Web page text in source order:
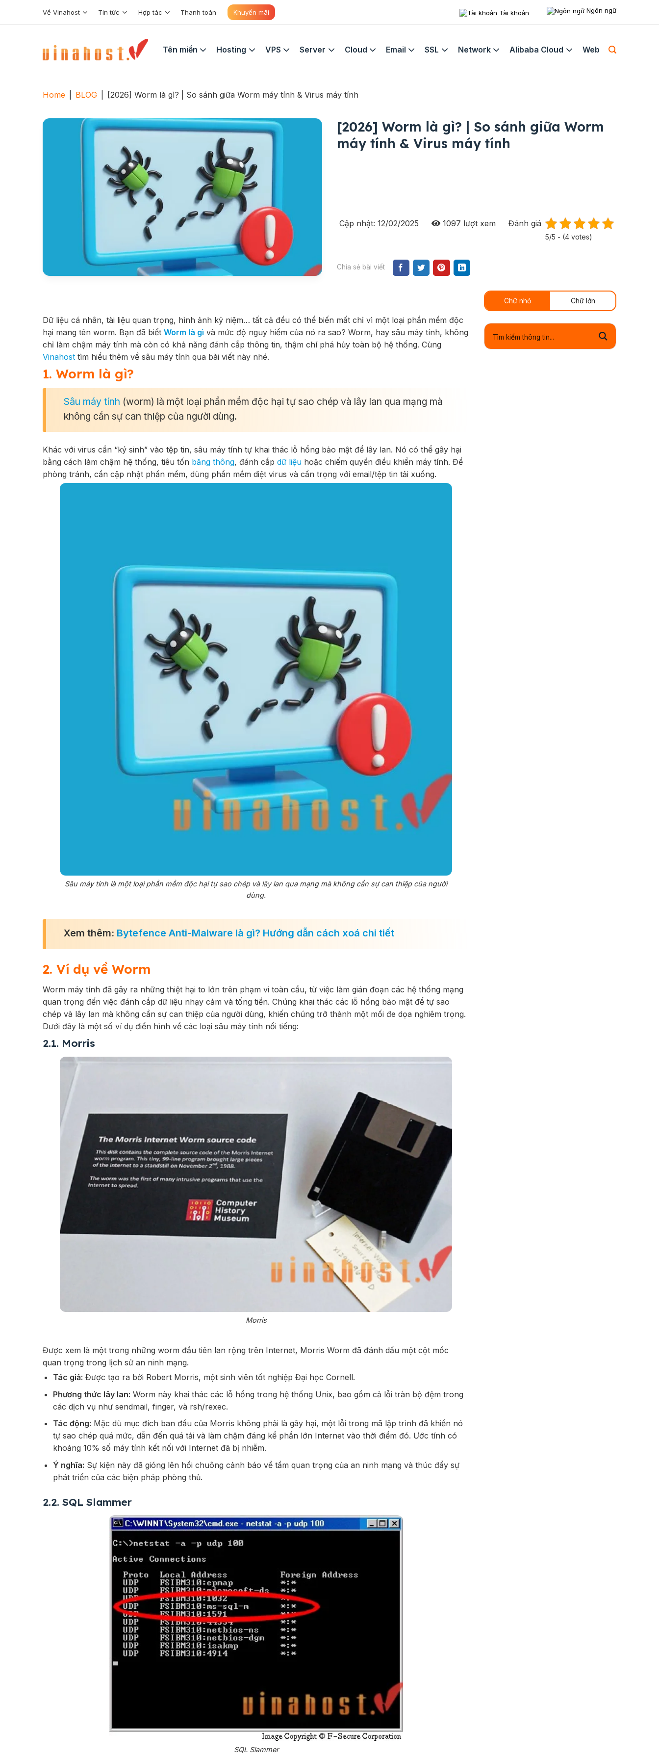
Về Vinahost Tin tức Hợp tác Thanh toán Khuyến mãi Tài khoản Ngôn ngữ
Tên miền Hosting VPS Server Cloud Email SSL Network Alibaba Cloud Web
Home BLOG [2026] Worm là gì? | So sánh giữa Worm máy tính & Virus máy tính
[2026] Worm là gì? | So sánh giữa Worm
máy tính & Virus máy tính
Cập nhật: 12/02/2025 1097 lượt xem Đánh giá
5/5 - (4 votes)
Chia sẻ bài viết
Dữ liệu cá nhân, tài liệu quan trọng, hình ảnh kỷ niệm… tất cả đều có thể biến mất chỉ vì một loại phần mềm độc
hại mang tên worm. Bạn đã biết Worm là gì và mức độ nguy hiểm của nó ra sao? Worm, hay sâu máy tính, không
chỉ làm chậm máy tính mà còn có khả năng đánh cắp thông tin, thậm chí phá hủy toàn bộ hệ thống. Cùng
Vinahost tìm hiểu thêm về sâu máy tính qua bài viết này nhé.
1. Worm là gì?
Sâu máy tính (worm) là một loại phần mềm độc hại tự sao chép và lây lan qua mạng mà
không cần sự can thiệp của người dùng.
Khác với virus cần “ký sinh” vào tệp tin, sâu máy tính tự khai thác lỗ hổng bảo mật để lây lan. Nó có thể gây hại
bằng cách làm chậm hệ thống, tiêu tốn băng thông, đánh cắp dữ liệu hoặc chiếm quyền điều khiển máy tính. Để
phòng tránh, cần cập nhật phần mềm, dùng phần mềm diệt virus và cẩn trọng với email/tệp tin tải xuống.
Sâu máy tính là một loại phần mềm độc hại tự sao chép và lây lan qua mạng mà không cần sự can thiệp của người
dùng.
Xem thêm: Bytefence Anti-Malware là gì? Hướng dẫn cách xoá chi tiết
2. Ví dụ về Worm
Worm máy tính đã gây ra những thiệt hại to lớn trên phạm vi toàn cầu, từ việc làm gián đoạn các hệ thống mạng
quan trọng đến việc đánh cắp dữ liệu nhạy cảm và tống tiền. Chúng khai thác các lỗ hổng bảo mật để tự sao
chép và lây lan mà không cần sự can thiệp của người dùng, khiến chúng trở thành một mối đe dọa nghiêm trọng.
Dưới đây là một số ví dụ điển hình về các loại sâu máy tính nổi tiếng:
2.1. Morris
Morris
Được xem là một trong những worm đầu tiên lan rộng trên Internet, Morris Worm đã đánh dấu một cột mốc
quan trọng trong lịch sử an ninh mạng.
Tác giả: Được tạo ra bởi Robert Morris, một sinh viên tốt nghiệp Đại học Cornell.
Phương thức lây lan: Worm này khai thác các lỗ hổng trong hệ thống Unix, bao gồm cả lỗi tràn bộ đệm trong
các dịch vụ như sendmail, finger, và rsh/rexec.
Tác động: Mặc dù mục đích ban đầu của Morris không phải là gây hại, một lỗi trong mã lập trình đã khiến nó
tự sao chép quá mức, dẫn đến quá tải và làm chậm đáng kể phần lớn Internet vào thời điểm đó. Ước tính có
khoảng 10% số máy tính kết nối với Internet đã bị nhiễm.
Ý nghĩa: Sự kiện này đã gióng lên hồi chuông cảnh báo về tầm quan trọng của an ninh mạng và thúc đẩy sự
phát triển của các biện pháp phòng thủ.
2.2. SQL Slammer
SQL Slammer
Chữ nhỏ Chữ lớn